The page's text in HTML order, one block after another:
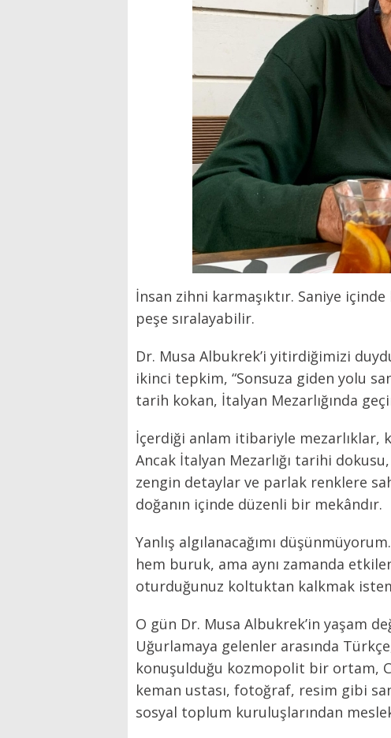
İnsan zihni karmaşıktır. Saniye
peşe sıralayabilir.
Dr. Musa Albukrek’i yitirdiğimizi
ikinci tepkim, “Sonsuza giden yolu
tarih kokan, İtalyan Mezarlığında
İçerdiği anlam itibariyle mezarlıklar,
Ancak İtalyan Mezarlığı tarihi
zengin detaylar ve parlak renklere
doğanın içinde düzenli bir mekândır.
Yanlış algılanacağımı
hem buruk, ama aynı zamanda
oturduğunuz koltuktan kalkmak
O gün Dr. Musa Albukrek’in yaşam
Uğurlamaya gelenler arasında
konuşulduğu kozmopolit bir ortam,
keman ustası, fotoğraf, resim gibi
sosyal toplum kuruluşlarından